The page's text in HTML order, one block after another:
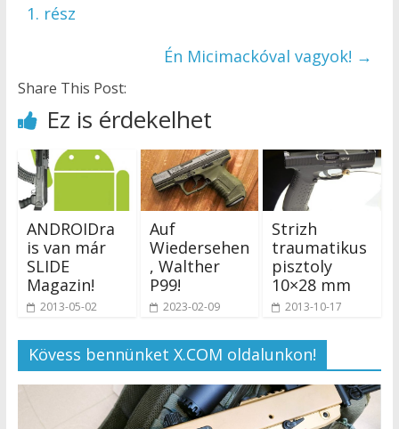
1. rész
Én Micimackóval vagyok! →
Share This Post:
Ez is érdekelhet
ANDROIDra
is van már
SLIDE
Magazin!
2013-05-02
Auf
Wiedersehen
, Walther
P99!
2023-02-09
Strizh
traumatikus
pisztoly
10×28 mm
2013-10-17
Kövess bennünket X.COM oldalunkon!